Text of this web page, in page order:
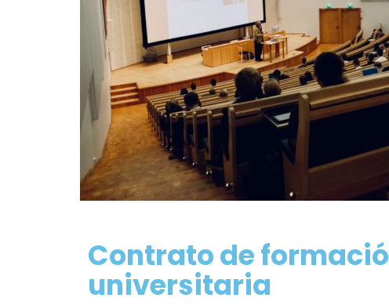
Contrato de
universitaria